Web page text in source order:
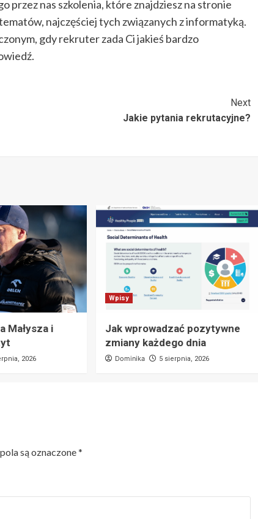
przez nas szkolenia, które znajdziesz na stronie
najczęściej tych związanych z informatyką.
gdy rekruter zada Ci jakieś bardzo
Next
Jakie pytania rekrutacyjne?
Małysza i
2026
Wpisy
Jak wprowadzać pozytywne
zmiany każdego dnia
Dominika 5 sierpnia, 2026
są oznaczone*